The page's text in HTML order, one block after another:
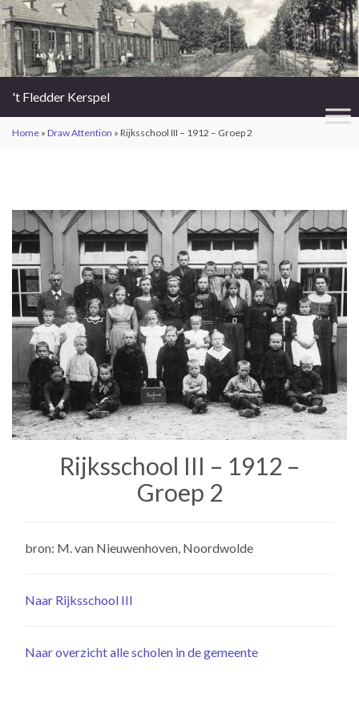
't Fledder Kerspel
Home » Draw Attention » Rijksschool III – 1912 – Groep 2
Rijksschool III – 1912 –
Groep 2
bron: M. van Nieuwenhoven, Noordwolde
Naar Rijksschool III
Naar overzicht alle scholen in de gemeente